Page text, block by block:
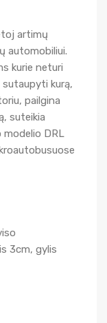
artimų
automobiliui.
kurie neturi
kurą,
pailgina
suteikia
modelio DRL
3cm, gylis